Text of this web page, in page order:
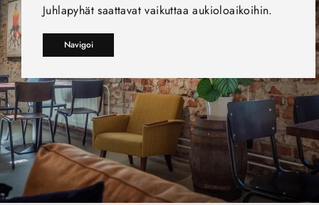
Juhlapyhät saattavat vaikuttaa aukioloaikoihin.
Navigoi